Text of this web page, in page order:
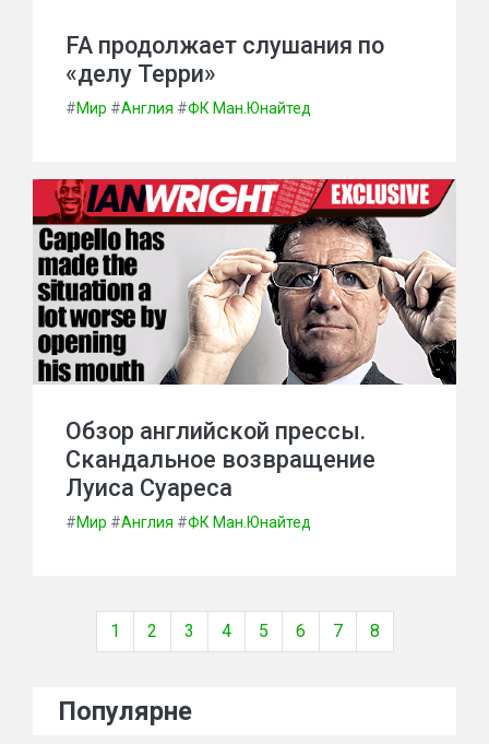
FA продолжает слушания по
«делу Терри»
#Мир #Англия #ФК Ман.Юнайтед
Обзор английской прессы.
Скандальное возвращение
Луиса Суареса
#Мир #Англия #ФК Ман.Юнайтед
1 2 3 4 5 6 7 8
Популярне